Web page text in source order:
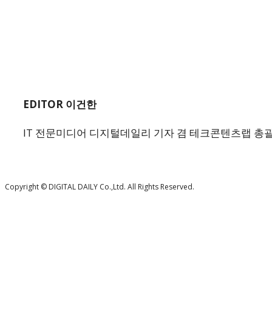
EDITOR 이건한
IT 전문미디어 디지털데일리 기자 겸 테크콘텐츠랩
Copyright © DIGITAL DAILY Co.,Ltd. All Rights Reserved.